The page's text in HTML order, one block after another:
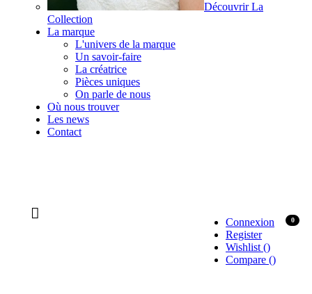
Découvrir La
Collection
La marque
L'univers de la marque
Un savoir-faire
La créatrice
Pièces uniques
On parle de nous
Où nous trouver
Les news
Contact
Connexion
Register
Wishlist ()
Compare ()
0